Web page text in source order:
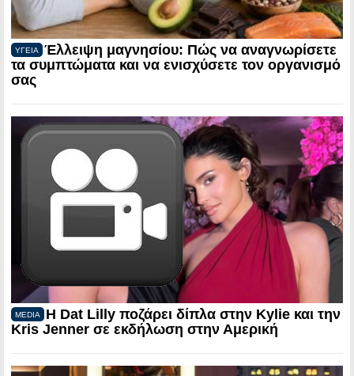
ΥΓΕΙΑ
Έλλειψη μαγνησίου: Πώς να αναγνωρίσετε
τα συμπτώματα και να ενισχύσετε τον οργανισμό
σας
MEDIA
Η Dat Lilly ποζάρει δίπλα στην Kylie και την
Kris Jenner σε εκδήλωση στην Αμερική